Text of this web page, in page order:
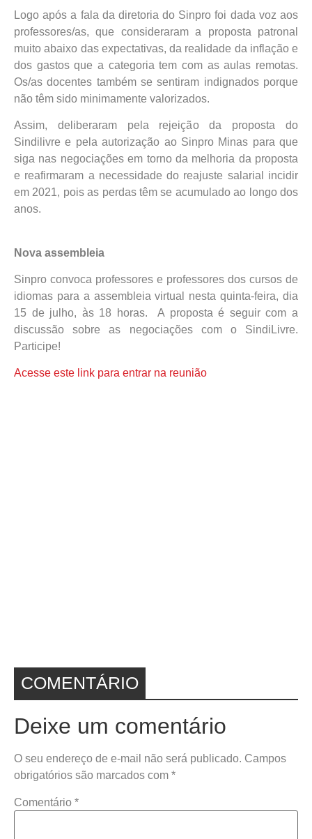
Logo após a fala da diretoria do Sinpro foi dada voz aos
professores/as, que consideraram a proposta patronal
muito abaixo das expectativas, da realidade da inflação e
dos gastos que a categoria tem com as aulas remotas.
Os/as docentes também se sentiram indignados porque
não têm sido minimamente valorizados.
Assim, deliberaram pela rejeição da proposta do
Sindilivre e pela autorização ao Sinpro Minas para que
siga nas negociações em torno da melhoria da proposta
e reafirmaram a necessidade do reajuste salarial incidir
em 2021, pois as perdas têm se acumulado ao longo dos
anos.
Nova assembleia
Sinpro convoca professores e professores dos cursos de
idiomas para a assembleia virtual nesta quinta-feira, dia
15 de julho, às 18 horas. A proposta é seguir com a
discussão sobre as negociações com o SindiLivre.
Participe!
Acesse este link para entrar na reunião
COMENTÁRIO
Deixe um comentário
O seu endereço de e-mail não será publicado. Campos
obrigatórios são marcados com *
Comentário *